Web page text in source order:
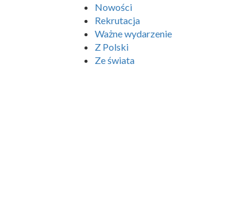
Nowości
Rekrutacja
Ważne wydarzenie
Z Polski
Ze świata